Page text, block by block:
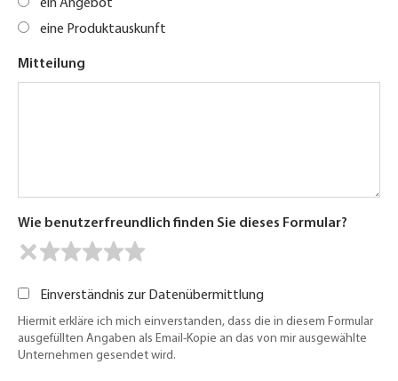
ein Angebot
eine Produktauskunft
Mitteilung
Wie benutzerfreundlich finden Sie dieses Formular?
Einverständnis zur Datenübermittlung
Hiermit erkläre ich mich einverstanden, dass die in diesem Formular
ausgefüllten Angaben als Email-Kopie an das von mir ausgewählte
Unternehmen gesendet wird.